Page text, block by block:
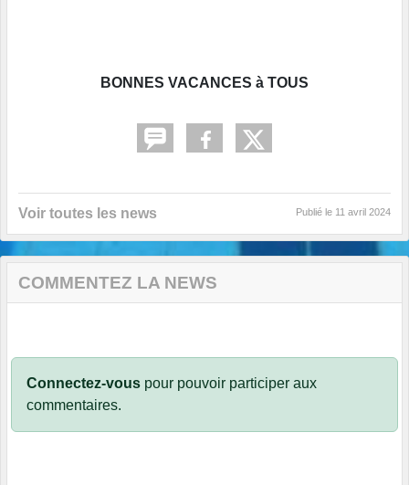
BONNES VACANCES à TOUS
Voir toutes les news Publié le 11 avril 2024
COMMENTEZ LA NEWS
Connectez-vous pour pouvoir participer aux
commentaires.